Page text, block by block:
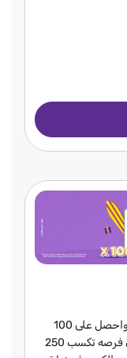
اشحن ب 10 جنيه أو أكثر خلال فترة العرض واحصل على 100
ضعف قيمة الشحن ميجابايتس هديه. وكمان فرصه تكسب 250